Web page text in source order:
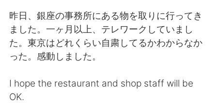
Français Deutsch
日本語 한국어
Indonesia Italiano
昨日、銀座の事務所にある物を取りに行ってき
ました。一ヶ月以上、テレワークしていまし
た。東京はどれくらい自粛してるかわからなか
った。感動しました。
I hope the restaurant and shop staff will be
OK.